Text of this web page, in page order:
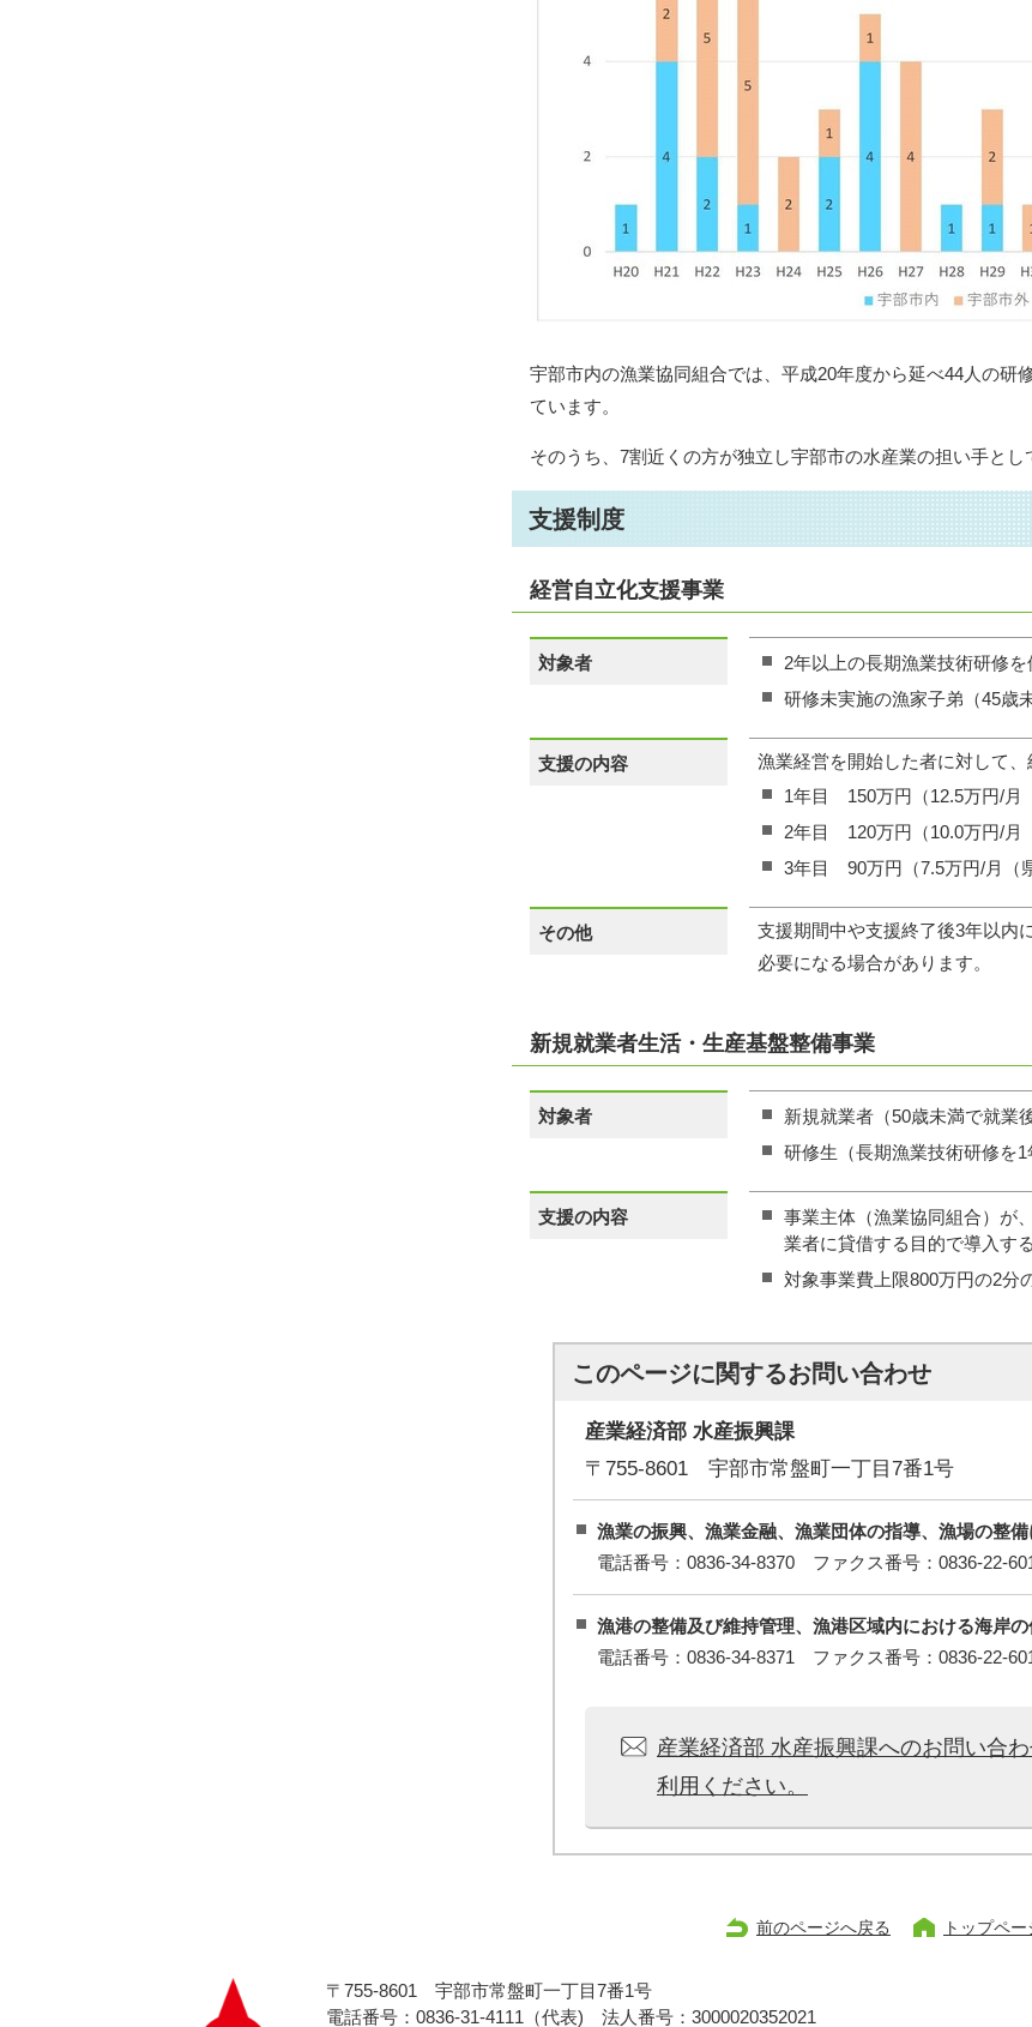
宇部市内の漁業協同組合では、平成20年度から延べ44人の
ています。
そのうち、7割近くの方が独立し宇部市の水産業の担い手とし
支援制度
経営自立化支援事業
対象者
2年以上の長期漁業技術研修
研修未実施の漁家子弟（45歳
支援の内容
漁業経営を開始した者に対して
1年目 150万円（12.5万円/月
2年目 120万円（10.0万円/月
3年目 90万円（7.5万円/月（
その他
支援期間中や支援終了後3年以内
必要になる場合があります。
新規就業者生活・生産基盤整備事業
対象者
新規就業者（50歳未満で就業
研修生（長期漁業技術研修を1
支援の内容
事業主体（漁業協同組合）が
業者に貸借する目的で導入す
対象事業費上限800万円の2分
このページに関するお問い合わせ
産業経済部 水産振興課
〒755-8601 宇部市常盤町一丁目7番1号
漁業の振興、漁業金融、漁業団体の指導、漁場の整
電話番号：0836-34-8370 ファクス番号：0836-22-
漁港の整備及び維持管理、漁港区域内における海岸
電話番号：0836-34-8371 ファクス番号：0836-22-
産業経済部 水産振興課へのお問い合
利用ください。
前のページへ戻る トップペ
〒755-8601 宇部市常盤町一丁目7番1号
電話番号：0836-31-4111（代表) 法人番号：3000020352021